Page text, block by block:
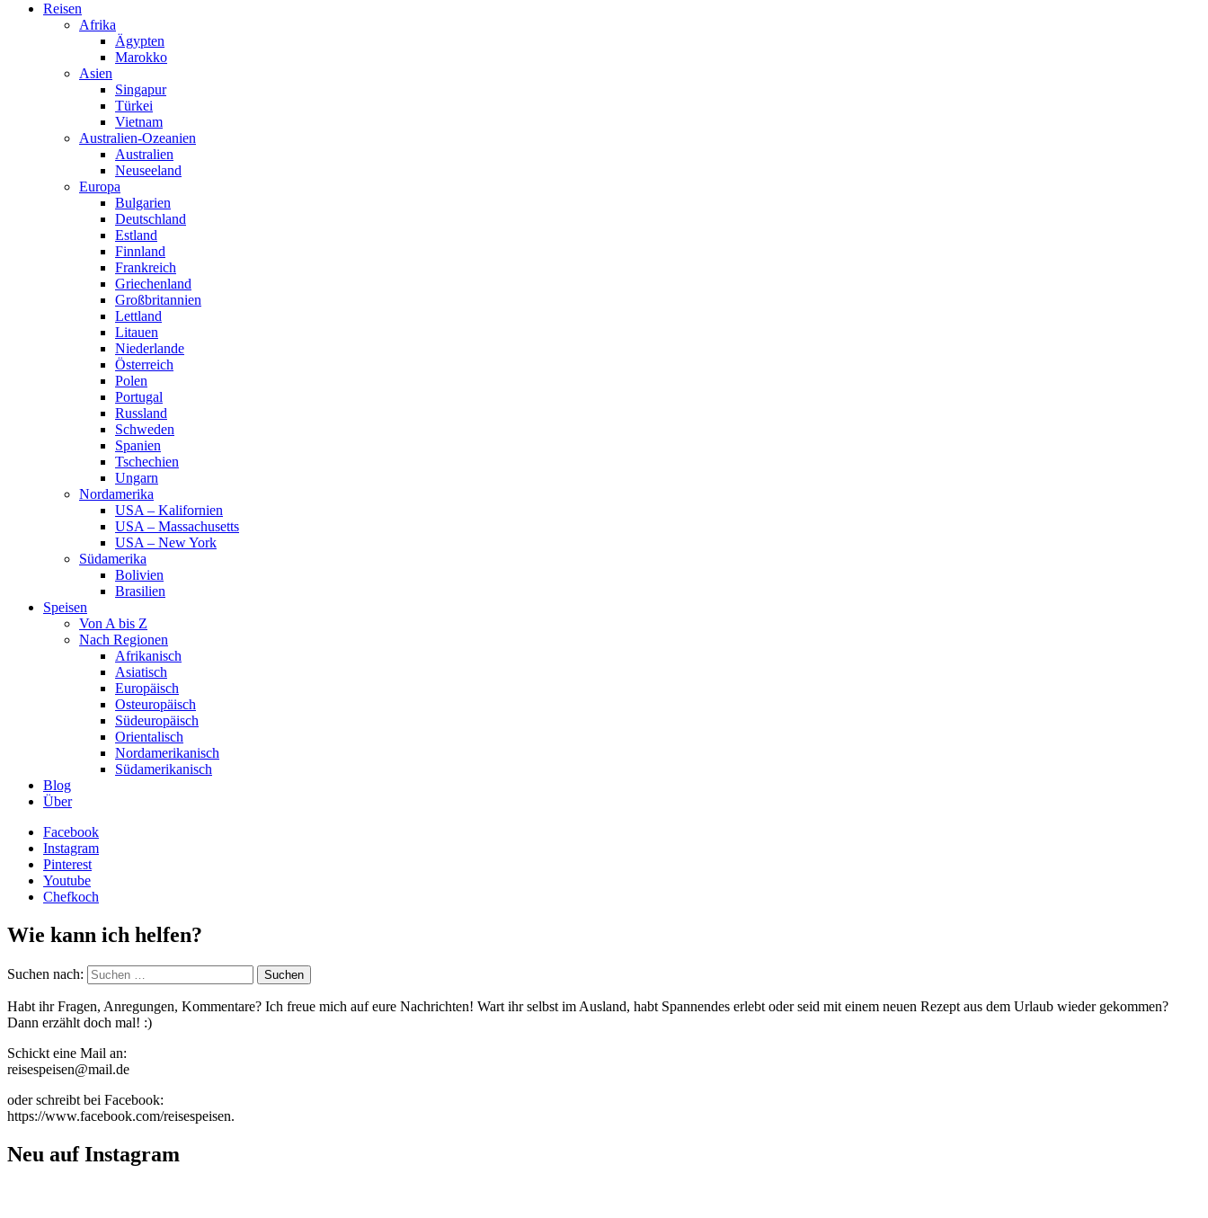
Reisen
Afrika
Ägypten
Marokko
Asien
Singapur
Türkei
Vietnam
Australien-Ozeanien
Australien
Neuseeland
Europa
Bulgarien
Deutschland
Estland
Finnland
Frankreich
Griechenland
Großbritannien
Lettland
Litauen
Niederlande
Österreich
Polen
Portugal
Russland
Schweden
Spanien
Tschechien
Ungarn
Nordamerika
USA – Kalifornien
USA – Massachusetts
USA – New York
Südamerika
Bolivien
Brasilien
Speisen
Von A bis Z
Nach Regionen
Afrikanisch
Asiatisch
Europäisch
Osteuropäisch
Südeuropäisch
Orientalisch
Nordamerikanisch
Südamerikanisch
Blog
Über
Facebook
Instagram
Pinterest
Youtube
Chefkoch
Wie kann ich helfen?
Suchen nach:
Habt ihr Fragen, Anregungen, Kommentare? Ich freue mich auf eure Nachrichten! Wart ihr selbst im Ausland, habt Spannendes erlebt oder seid mit einem neuen Rezept aus dem Urlaub wieder gekommen?
Dann erzählt doch mal! :)
Schickt eine Mail an:
reisespeisen@mail.de
oder schreibt bei Facebook:
https://www.facebook.com/reisespeisen.
Neu auf Instagram